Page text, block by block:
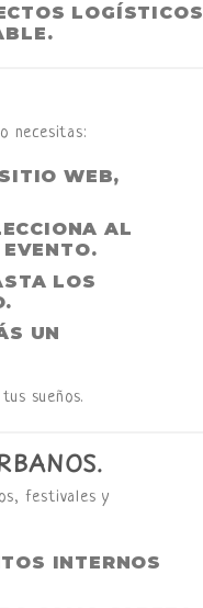
LOGÍSTICOS
necesitas:
WEB,
AL
LOS
UN
sueños.
festivales y
INTERNOS